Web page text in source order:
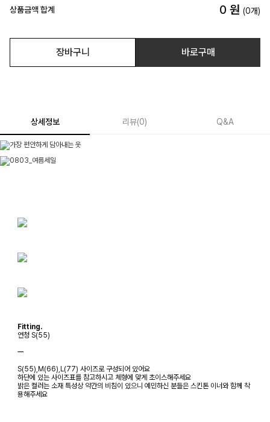
상품금액 합계 0 원 (0개)
장바구니 바로구매
상세정보 리뷰(0) Q&A
Fitting.
연청 S(55)
ㅡ
S(55),M(66),L(77) 사이즈로 구성되어 있어요
하단에 있는 사이즈표를 참고하시고 체형에 맞게 초이스해주세요
밝은 컬러는 소재 특성상 약간의 비침이 있으니 예민하신 분들은 스킨톤 이너와 함께 착
용해주세요